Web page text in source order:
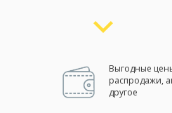
Выгодные
распродажи,
другое